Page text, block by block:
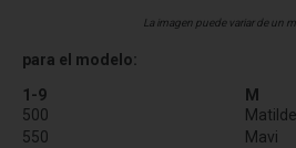
La imagen puede variar de un
para el modelo:
1-9
500
550
M
Matilde
Mavi